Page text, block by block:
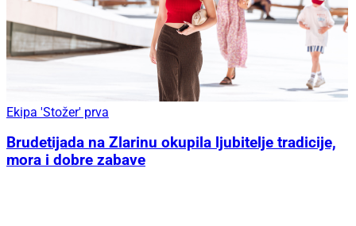
Ekipa 'Stožer' prva
Brudetijada na Zlarinu okupila ljubitelje tradicije,
mora i dobre zabave